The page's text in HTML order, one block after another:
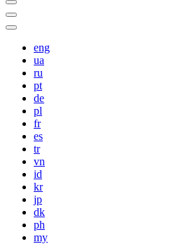
eng
ua
ru
pt
de
pl
fr
es
tr
vn
id
kr
jp
dk
ph
my